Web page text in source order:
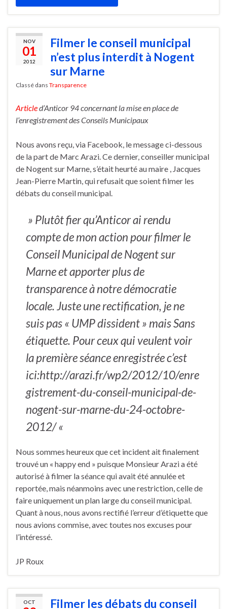
NOV
01
2012
Filmer le conseil municipal
n’est plus interdit à Nogent
sur Marne
Classé dans Transparence
Articled’Anticor 94 concernant la mise en place de
l’enregistrement des Conseils Municipaux
Nous avons reçu, via Facebook, le message ci-dessous
de la part de Marc Arazi. Ce dernier, conseiller municipal
de Nogent sur Marne, s’était heurté au maire , Jacques
Jean-Pierre Martin, qui refusait que soient filmer les
débats du conseil municipal.
» Plutôt fier qu’Anticor ai rendu
compte de mon action pour filmer le
Conseil Municipal de Nogent sur
Marne et apporter plus de
transparence à notre démocratie
locale. Juste une rectification, je ne
suis pas « UMP dissident » mais Sans
étiquette. Pour ceux qui veulent voir
la première séance enregistrée c’est
ici:http://arazi.fr/wp2/2012/10/enre
gistrement-du-conseil-municipal-de-
nogent-sur-marne-du-24-octobre-
2012/ «
Nous sommes heureux que cet incident ait finalement
trouvé un « happy end » puisque Monsieur Arazi a été
autorisé à filmer la séance qui avait été annulée et
reportée, mais néanmoins avec une restriction, celle de
faire uniquement un plan large du conseil municipal.
Quant à nous, nous avons rectifié l’erreur d’étiquette que
nous avions commise, avec toutes nos excuses pour
l’intéressé.
JP Roux
OCT Filmer les débats du conseil